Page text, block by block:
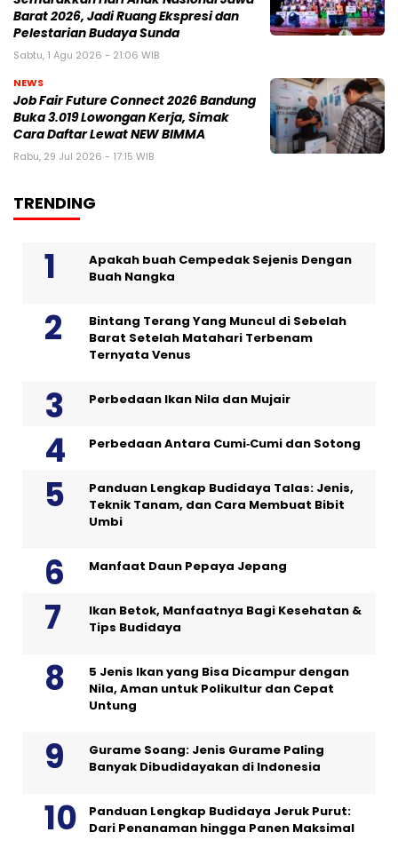
Barat 2026, Jadi Ruang Ekspresi dan
Pelestarian Budaya Sunda
Sabtu, 1 Agu 2026 - 21:06 WIB
NEWS
Job Fair Future Connect 2026 Bandung
Buka 3.019 Lowongan Kerja, Simak
Cara Daftar Lewat NEW BIMMA
Rabu, 29 Jul 2026 - 17:15 WIB
TRENDING
Apakah buah Cempedak Sejenis Dengan
Buah Nangka
Bintang Terang Yang Muncul di Sebelah
Barat Setelah Matahari Terbenam
Ternyata Venus
Perbedaan Ikan Nila dan Mujair
Perbedaan Antara Cumi‑Cumi dan Sotong
Panduan Lengkap Budidaya Talas: Jenis,
Teknik Tanam, dan Cara Membuat Bibit
Umbi
Manfaat Daun Pepaya Jepang
Ikan Betok, Manfaatnya Bagi Kesehatan &
Tips Budidaya
5 Jenis Ikan yang Bisa Dicampur dengan
Nila, Aman untuk Polikultur dan Cepat
Untung
Gurame Soang: Jenis Gurame Paling
Banyak Dibudidayakan di Indonesia
Panduan Lengkap Budidaya Jeruk Purut:
Dari Penanaman hingga Panen Maksimal